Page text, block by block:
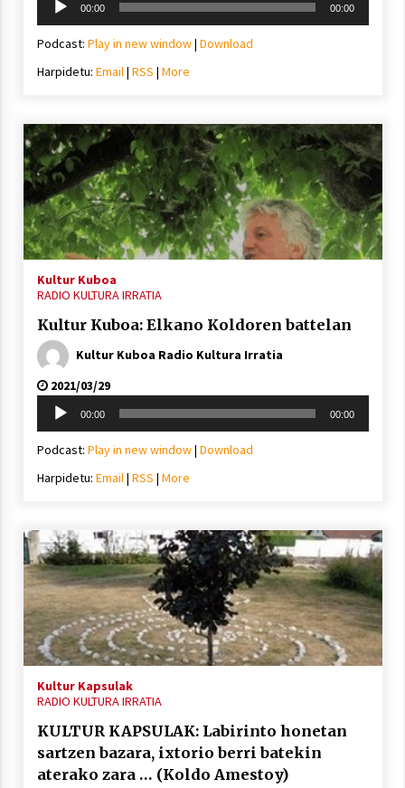
erreproduzigailua
00:00 00:00
Podcast: Play in new window| Download
Harpidetu: Email| RSS | More
Kultur Kuboa
RADIO KULTURA IRRATIA
Kultur Kuboa: Elkano Koldoren battelan
Kultur Kuboa Radio Kultura Irratia
2021/03/29
Soinu
erreproduzigailua
00:00 00:00
Podcast: Play in new window| Download
Harpidetu: Email| RSS | More
Kultur Kapsulak
RADIO KULTURA IRRATIA
KULTUR KAPSULAK: Labirinto honetan
sartzen bazara, ixtorio berri batekin
aterako zara … (Koldo Amestoy)